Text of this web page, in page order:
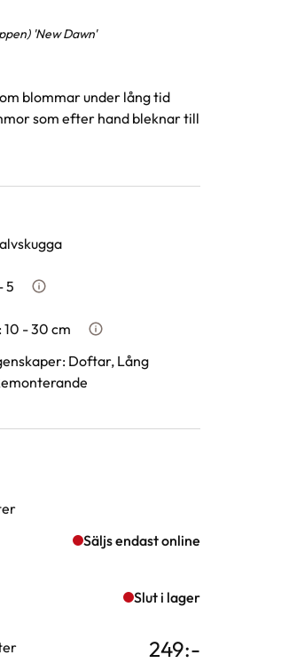
'New Dawn'
blommar under lång tid
som efter hand bleknar till
5
Vad är odlingszon?
10 - 30 cm
Hur vi mäter leveranshöjd på
: Doftar, Lång
Säljs endast online
Slut i lager
249:-